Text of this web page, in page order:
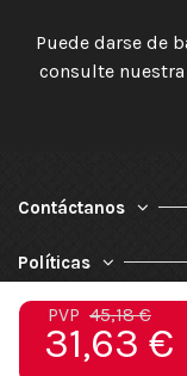
PVP 45,18 €
31,63 €
Puede darse de
consulte
Contáctanos
Políticas
Nuestra Empresa